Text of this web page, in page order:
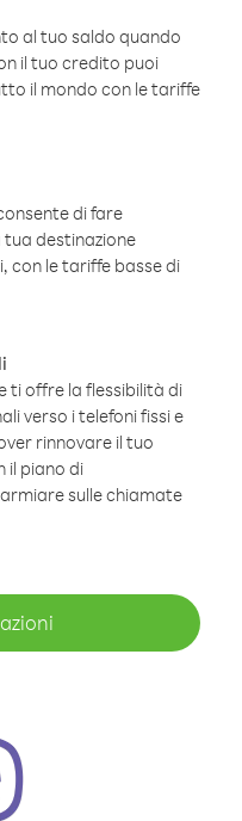
al tuo saldo quando
il tuo credito puoi
il mondo con le tariffe
di fare
destinazione
con le tariffe basse di
ti offre la flessibilità di
verso i telefoni fissi e
rinnovare il tuo
il piano di
sulle chiamate